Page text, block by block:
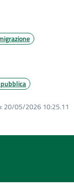
20/05/2026 10:25.11